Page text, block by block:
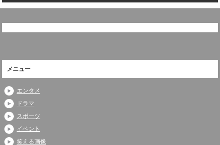
メニュー
エンタメ
ドラマ
スポーツ
イベント
笑える画像